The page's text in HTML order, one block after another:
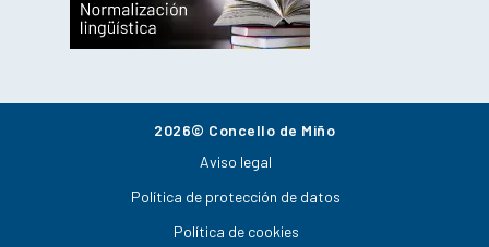
2026© Concello de Miño
Aviso legal
Política de protección de datos
Política de cookies